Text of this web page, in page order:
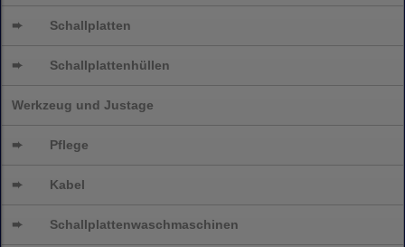
➨ Schallplatten
➨ Schallplattenhüllen
Werkzeug und Justage
➨ Pflege
➨ Kabel
➨ Schallplattenwaschmaschinen